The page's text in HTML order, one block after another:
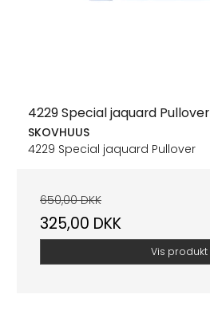
4229 Special jaquard Pullover
SKOVHUUS
4229 Special jaquard Pullover
650,00 DKK
325,00 DKK
Vis produkt